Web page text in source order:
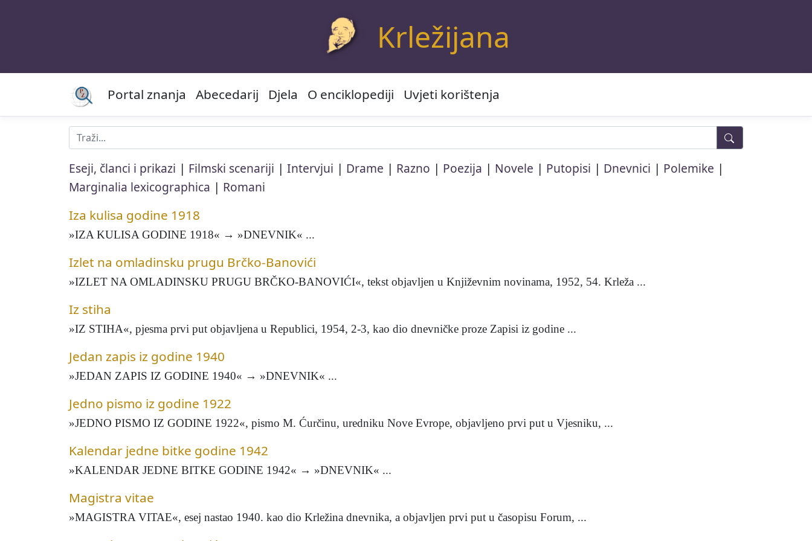
Krležijana
Portal znanja Abecedarij Djela O enciklopediji Uvjeti korištenja
Eseji, članci i prikazi | Filmski scenariji | Intervjui | Drame | Razno | Poezija | Novele | Putopisi | Dnevnici | Polemike |
Marginalia lexicographica | Romani
Iza kulisa godine 1918
»IZA KULISA GODINE 1918« → »DNEVNIK« ...
Izlet na omladinsku prugu Brčko-Banovići
»IZLET NA OMLADINSKU PRUGU BRČKO-BANOVIĆI«, tekst objavljen u Književnim novinama, 1952, 54. Krleža ...
Iz stiha
»IZ STIHA«, pjesma prvi put objavljena u Republici, 1954, 2-3, kao dio dnevničke proze Zapisi iz godine ...
Jedan zapis iz godine 1940
»JEDAN ZAPIS IZ GODINE 1940« → »DNEVNIK« ...
Jedno pismo iz godine 1922
»JEDNO PISMO IZ GODINE 1922«, pismo M. Ćurčinu, uredniku Nove Evrope, objavljeno prvi put u Vjesniku, ...
Kalendar jedne bitke godine 1942
»KALENDAR JEDNE BITKE GODINE 1942« → »DNEVNIK« ...
Magistra vitae
»MAGISTRA VITAE«, esej nastao 1940. kao dio Krležina dnevnika, a objavljen prvi put u časopisu Forum, ...